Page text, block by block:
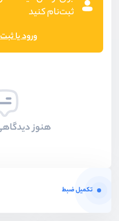
ثبت‌نام کنید
ورود یا
هنوز
تکمیل ضبط